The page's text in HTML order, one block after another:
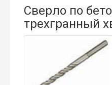
Сверло по
трехгранный